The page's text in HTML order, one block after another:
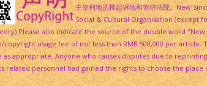
主便利地选择起诉地和管辖法院。New
Social & Cultural Organisation (except
Please also indicate the source of the double word
usage fee of not less than RMB 500,000 per
as appropriate. Anyone who causes disputes due to
related personnel had gained the rights to choose the